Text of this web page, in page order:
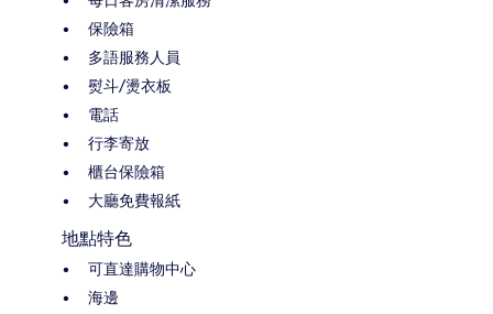
保險箱
多語服務人員
熨斗/燙衣板
電話
行李寄放
櫃台保險箱
大廳免費報紙
地點特色
可直達購物中心
海邊